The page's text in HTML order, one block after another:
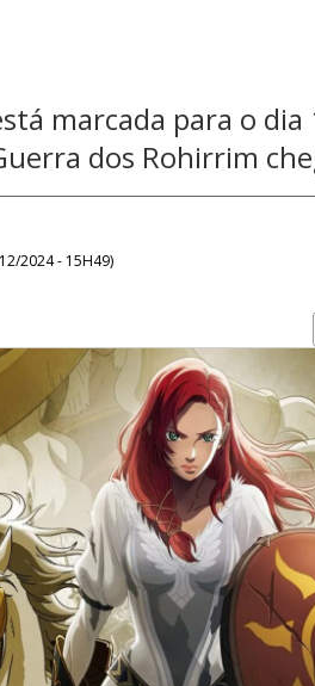
marcada para o
dos Rohirrim
2024 - 15H49)